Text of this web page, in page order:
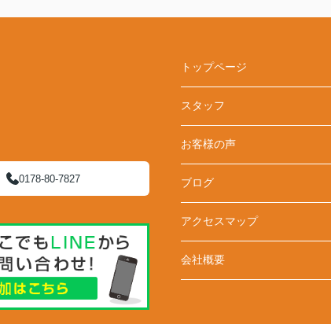
0178-80-7827
トップページ
スタッフ
お客様の声
ブログ
アクセスマップ
会社概要